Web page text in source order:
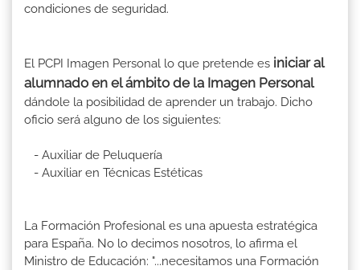
condiciones de seguridad.
El PCPI Imagen Personal lo que pretende es iniciar al
alumnado en el ámbito de la Imagen Personal
dándole la posibilidad de aprender un trabajo. Dicho
oficio será alguno de los siguientes:
- Auxiliar de Peluquería
- Auxiliar en Técnicas Estéticas
La Formación Profesional es una apuesta estratégica
para España. No lo decimos nosotros, lo afirma el
Ministro de Educación: "...necesitamos una Formación